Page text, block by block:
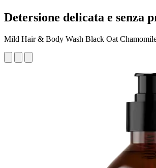
Detersione delicata e senza
Mild Hair & Body Wash Black Oat